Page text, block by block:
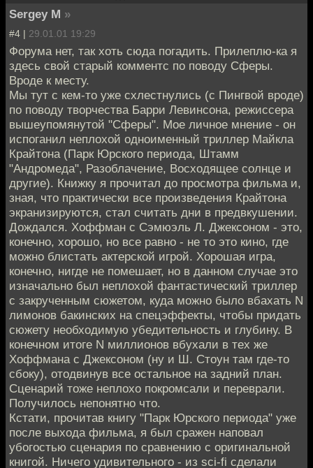
Sergey M »
#4 | 29.01.01 19:29
Форума нет, так хоть сюда погадить. Прилеплю-ка я
здесь свой старый комментс по поводу Сферы.
Вроде к месту.
Мы тут с кем-то уже схлестнулись (с Пингвой вроде)
по поводу творчества Барри Левинсона, режиссера
вышеупомянутой "Сферы". Мое личное мнение - он
испоганил неплохой одноименный триллер Майкла
Крайтона (Парк Юрского периода, Штамм
"Андромеда", Разоблачение, Восходящее солнце и
другие). Книжку я прочитал до просмотра фильма и,
зная, что практически все произведения Крайтона
экранизируются, стал считать дни в предвкушении.
Дождался. Хоффман с Сэмюэль Л. Джексоном - это,
конечно, хорошо, но все равно - не то это кино, где
можно блистать актерской игрой. Хорошая игра,
конечно, нигде не помешает, но в данном случае это
изначально был неплохой фантастический триллер
с закрученным сюжетом, куда можно было вбахать N
лимонов бакинских на спецэффекты, чтобы придать
сюжету необходимую убедительность и глубину. В
конечном итоге N миллионов вбухали в тех же
Хоффмана с Джексоном (ну и Ш. Стоун там где-то
сбоку), отодвинув все остальное на задний план.
Сценарий тоже неплохо покромсали и переврали.
Получилось непонятно что.
Кстати, прочитав книгу "Парк Юрского периода" уже
после выхода фильма, я был сражен наповал
убогостью сценария по сравнению с оригинальной
книгой. Ничего удивительного - из sci-fi сделали